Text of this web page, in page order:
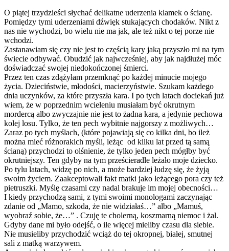
O piątej trzydzieści słychać delikatne uderzenia klamek o ścianę.
Pomiędzy tymi uderzeniami dźwięk stukających chodaków. Nikt z
nas nie wychodzi, bo wielu nie ma jak, ale też nikt o tej porze nie
wchodzi.
Zastanawiam się czy nie jest to częścią kary jaką przyszło mi na tym
świecie odbywać. Obudzić jak najwcześniej, aby jak najdłużej móc
doświadczać swojej niedokończonej śmierci.
Przez ten czas zdążyłam przemknąć po każdej minucie mojego
życia. Dzieciństwie, młodości, macierzyństwie. Szukam każdego
dnia uczynków, za które przyszła kara. I po tych latach dociekań już
wiem, że w poprzednim wcieleniu musiałam być okrutnym
mordercą albo zwyczajnie nie jest to żadna kara, a jedynie pechowa
kolej losu. Tylko, że ten pech wybitnie najgorszy z możliwych…
Zaraz po tych myślach, (które pojawiają się co kilka dni, bo ileż
można mieć różnorakich myśli, leżąc od kilku lat przed tą samą
ścianą) przychodzi to olśnienie, że tylko jeden pech mógłby być
okrutniejszy. Ten gdyby na tym prześcieradle leżało moje dziecko.
Po tylu latach, widzę po nich, a może bardziej łudzę się, że żyją
swoim życiem. Zaakceptowali fakt matki jako leżącego pora czy też
pietruszki. Myślę czasami czy nadal brakuje im mojej obecności…
I kiedy przychodzą sami, z tymi swoimi monologami zaczynając
zdanie od „Mamo, szkoda, że nie widziałaś…” albo „Mamuś,
wyobraź sobie, że…” . Czuję te cholerną, koszmarną niemoc i żal.
Gdyby dane mi było odejść, o ile więcej mieliby czasu dla siebie.
Nie musieliby przychodzić wciąż do tej okropnej, białej, smutnej
sali z matką warzywem.